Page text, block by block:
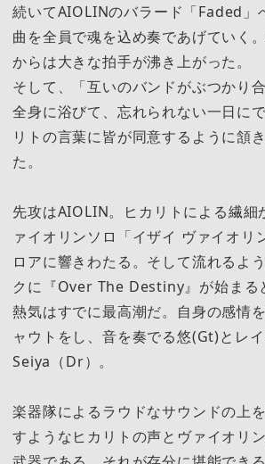
続いてAIOLINのバラード「Faded」
曲を全員で魂を込め奏であげていく
からは大きな拍手が沸き上がった。
そして、「互いのバンドがぶつかり
全身に浴びて、忘れられない一日に
リトの言葉に皆が同意するように頷
た。
先攻はAIOLIN。ヒカリトによる繊細
ァイオリンソロ「イザイ ヴァイオリ
ロアに響きわたる。そして流れるよ
クに『Over The Destiny』が始まる
熱気はすでに最高潮だ。自身の感情
ャウトをし、音を奏でる悠(Gt)とレイ
Seiya（Dr）。
楽器隊によるラウドなサウンドの上
すようなヒカリトの声とヴァイオリ